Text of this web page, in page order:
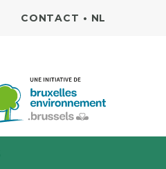
CONTACT • NL